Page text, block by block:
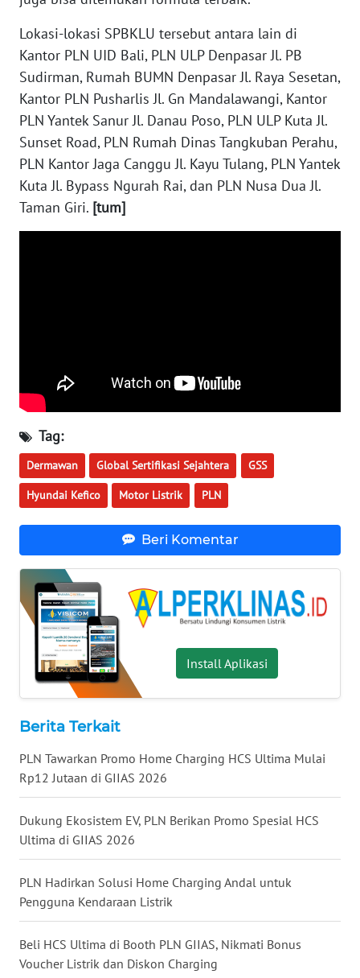
Lokasi-lokasi SPBKLU tersebut antara lain di
Kantor PLN UID Bali, PLN ULP Denpasar Jl. PB
Sudirman, Rumah BUMN Denpasar Jl. Raya Sesetan,
Kantor PLN Pusharlis Jl. Gn Mandalawangi, Kantor
PLN Yantek Sanur Jl. Danau Poso, PLN ULP Kuta Jl.
Sunset Road, PLN Rumah Dinas Tangkuban Perahu,
PLN Kantor Jaga Canggu Jl. Kayu Tulang, PLN Yantek
Kuta Jl. Bypass Ngurah Rai, dan PLN Nusa Dua Jl.
Taman Giri. [tum]
Tag:
Dermawan Global Sertifikasi Sejahtera GSS
Hyundai Kefico Motor Listrik PLN
Beri Komentar
Install Aplikasi
Berita Terkait
PLN Tawarkan Promo Home Charging HCS Ultima Mulai
Rp12 Jutaan di GIIAS 2026
Dukung Ekosistem EV, PLN Berikan Promo Spesial HCS
Ultima di GIIAS 2026
PLN Hadirkan Solusi Home Charging Andal untuk
Pengguna Kendaraan Listrik
Beli HCS Ultima di Booth PLN GIIAS, Nikmati Bonus
Voucher Listrik dan Diskon Charging
WN
KALTARA
WN
KALSEL
WN
KALTIM
WN
SULSEL
MALUKU
MALUT
WN
DAIRI
TOBA
WN
NIAS
WN
LANGKAT
TAPANULI
SELATAN
WN
TANJUNG
KARO
WN
SIMALUNGUN